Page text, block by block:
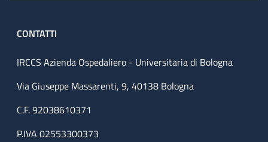
CONTATTI
IRCCS Azienda Ospedaliero - Universitaria di Bologna
Via Giuseppe Massarenti, 9, 40138 Bologna
C.F. 92038610371
P.IVA 02553300373